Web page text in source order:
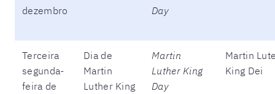
dezembro
Day
Terceira
segunda-
feira de
Dia de
Martin
Luther King
Martin
Luther King
Day
Martin
King Dei